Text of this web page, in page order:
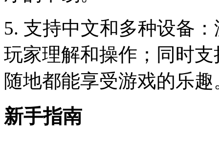
5. 支持中文和多种设备
玩家理解和操作；同时
随地都能享受游戏的乐趣
新手指南